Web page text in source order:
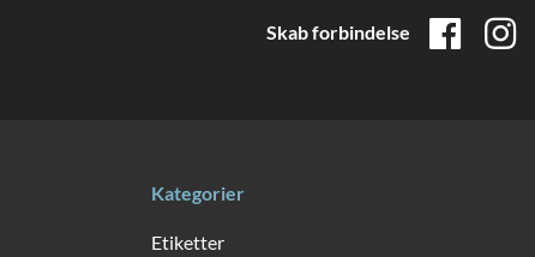
Skab forbindelse
Kategorier
Etiketter